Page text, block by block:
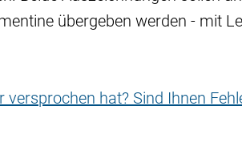
übergeben werden - mit
hat? Sind Ihnen